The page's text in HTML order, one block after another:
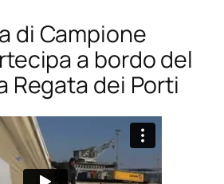
di Campione
a bordo del
Regata dei Porti